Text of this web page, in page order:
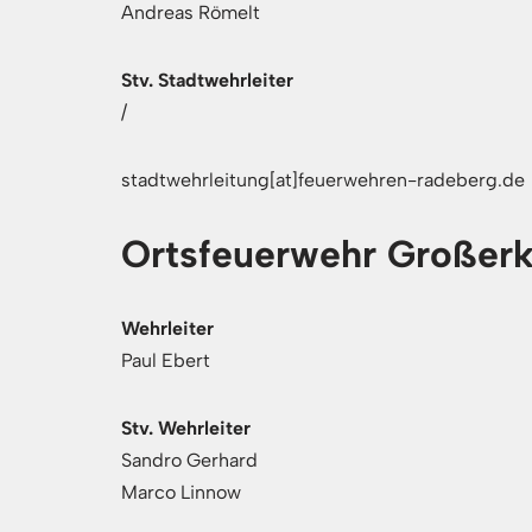
Andreas Römelt
Stv. Stadtwehrleiter
/
stadtwehrleitung[at]feuerwehren-radeberg.de
Ortsfeuerwehr
Wehrleiter
Paul Ebert
Stv. Wehrleiter
Sandro Gerhard
Marco Linnow